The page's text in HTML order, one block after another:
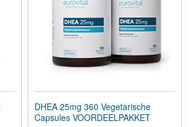
DHEA 25mg 360 Vegetarische
Capsules VOORDEELPAKKET